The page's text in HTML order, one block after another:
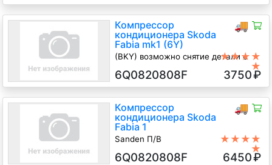
🚚
Компрессор
кондиционера Skoda
Fabia mk1 (6Y)
(BKY) возможно снятие детали с
1.4 i Бензин, 2005
★★★★
★
6Q0820808F 3750₽
🚚
Компрессор
кондиционера Skoda
Fabia 1
Sanden П/В
1.4 Бензин, АКПП, Универсал, 2005
г.в.
★★★★
★
6Q0820808F 6450₽